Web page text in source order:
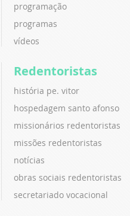
programação
programas
vídeos
Redentoristas
história pe. vitor
hospedagem santo afonso
missionários redentoristas
missões redentoristas
notícias
obras sociais redentoristas
secretariado vocacional